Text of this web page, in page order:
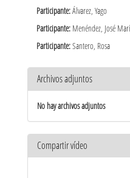
Participante:Álvarez, Yago
Participante: Menéndez, José
Participante:Santero, Rosa
Archivos adjuntos
No hay archivos adjuntos
Compartir vídeo